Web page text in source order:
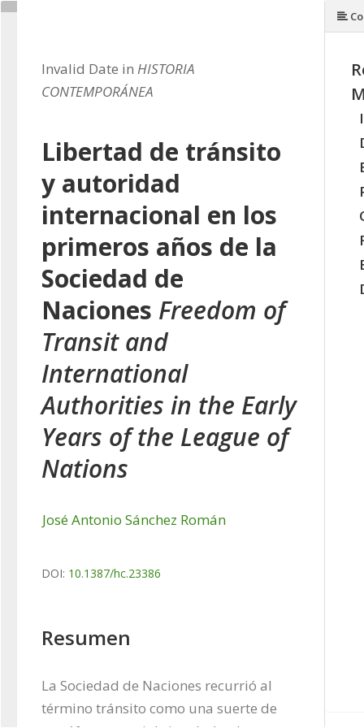
Invalid Date in HISTORIA
CONTEMPORÁNEA
Libertad de tránsito
y autoridad
internacional en los
primeros años de la
Sociedad de
Naciones Freedom of
Transit and
International
Authorities in the Early
Years of the League of
Nations
José Antonio Sánchez Román
DOI: 10.1387/hc.23386
Resumen
La Sociedad de Naciones recurrió al
término tránsito como una suerte de